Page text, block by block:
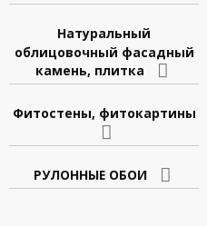
Натуральный
облицовочный фасадный
камень, плитка
Фитостены, фитокартины
РУЛОННЫЕ ОБОИ